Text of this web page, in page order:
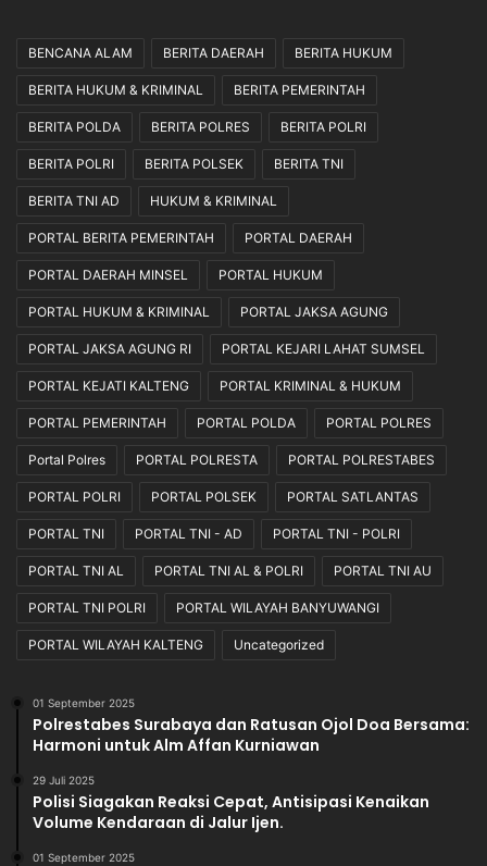
BENCANA ALAM BERITA DAERAH BERITA HUKUM
BERITA HUKUM & KRIMINAL BERITA PEMERINTAH
BERITA POLDA BERITA POLRES BERITA POLRI
BERITA POLRI BERITA POLSEK BERITA TNI
BERITA TNI AD HUKUM & KRIMINAL
PORTAL BERITA PEMERINTAH PORTAL DAERAH
PORTAL DAERAH MINSEL PORTAL HUKUM
PORTAL HUKUM & KRIMINAL PORTAL JAKSA AGUNG
PORTAL JAKSA AGUNG RI PORTAL KEJARI LAHAT SUMSEL
PORTAL KEJATI KALTENG PORTAL KRIMINAL & HUKUM
PORTAL PEMERINTAH PORTAL POLDA PORTAL POLRES
Portal Polres PORTAL POLRESTA PORTAL POLRESTABES
PORTAL POLRI PORTAL POLSEK PORTAL SATLANTAS
PORTAL TNI PORTAL TNI - AD PORTAL TNI - POLRI
PORTAL TNI AL PORTAL TNI AL & POLRI PORTAL TNI AU
PORTAL TNI POLRI PORTAL WILAYAH BANYUWANGI
PORTAL WILAYAH KALTENG Uncategorized
01 September 2025
Polrestabes Surabaya dan Ratusan Ojol Doa Bersama:
Harmoni untuk Alm Affan Kurniawan
29 Juli 2025
Polisi Siagakan Reaksi Cepat, Antisipasi Kenaikan
Volume Kendaraan di Jalur Ijen.
01 September 2025